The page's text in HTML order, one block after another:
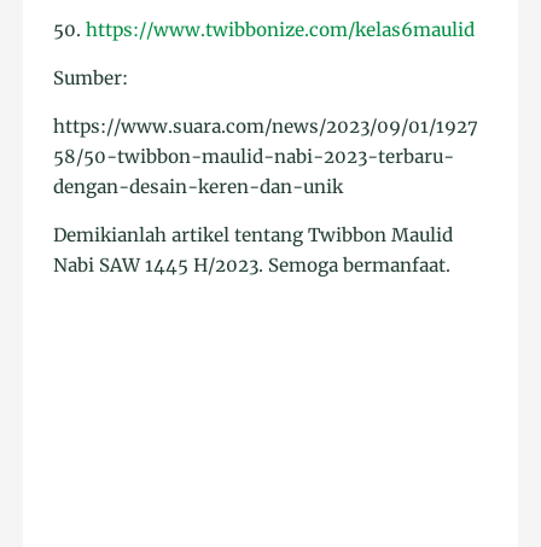
50.https://www.twibbonize.com/kelas6maulid
Sumber:
https://www.suara.com/news/2023/09/01/1927
58/50-twibbon-maulid-nabi-2023-terbaru-
dengan-desain-keren-dan-unik
Demikianlah artikel tentang Twibbon Maulid
Nabi SAW 1445 H/2023. Semoga bermanfaat.